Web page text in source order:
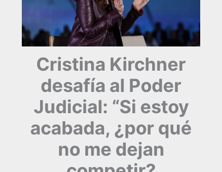
Cristina Kirchner
desafía al Poder
Judicial: “Si estoy
acabada, ¿por qué
no me dejan